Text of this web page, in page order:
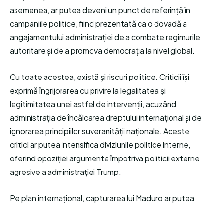
asemenea, ar putea deveni un punct de referință în
campaniile politice, fiind prezentată ca o dovadă a
angajamentului administrației de a combate regimurile
autoritare și de a promova democrația la nivel global.
Cu toate acestea, există și riscuri politice. Criticii își
exprimă îngrijorarea cu privire la legalitatea și
legitimitatea unei astfel de intervenții, acuzând
administrația de încălcarea dreptului internațional și de
ignorarea principiilor suveranității naționale. Aceste
critici ar putea intensifica diviziunile politice interne,
oferind opoziției argumente împotriva politicii externe
agresive a administrației Trump.
Pe plan internațional, capturarea lui Maduro ar putea